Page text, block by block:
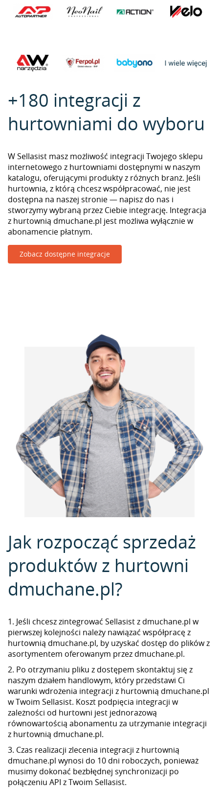
+180 integracji z
hurtowniami do wyboru
W Sellasist masz możliwość integracji Twojego sklepu
internetowego z hurtowniami dostępnymi w naszym
katalogu, oferującymi produkty z różnych branż. Jeśli
hurtownia, z którą chcesz współpracować, nie jest
dostępna na naszej stronie — napisz do nas i
stworzymy wybraną przez Ciebie integrację. Integracja
z hurtownią dmuchane.pl jest możliwa wyłącznie w
abonamencie płatnym.
Zobacz dostępne integracje
Jak rozpocząć sprzedaż
produktów z hurtowni
dmuchane.pl?
1. Jeśli chcesz zintegrować Sellasist z dmuchane.pl w
pierwszej kolejności należy nawiązać współpracę z
hurtownią dmuchane.pl, by uzyskać dostęp do plików z
asortymentem oferowanym przez dmuchane.pl.
2. Po otrzymaniu pliku z dostępem skontaktuj się z
naszym działem handlowym, który przedstawi Ci
warunki wdrożenia integracji z hurtownią dmuchane.pl
w Twoim Sellasist. Koszt podpięcia integracji w
zależności od hurtowni jest jednorazową
równowartością abonamentu za utrzymanie integracji
z hurtownią dmuchane.pl.
3. Czas realizacji zlecenia integracji z hurtownią
dmuchane.pl wynosi do 10 dni roboczych, ponieważ
musimy dokonać bezbłędnej synchronizacji po
połączeniu API z Twoim Sellasist.